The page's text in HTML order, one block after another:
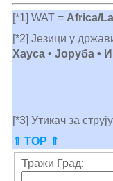
[*1] WAT = Africa/
[*2] Језици у
Хауса • Јоруба •
[*3] Утикач за
⇑ TOP ⇑
Тражи Град: